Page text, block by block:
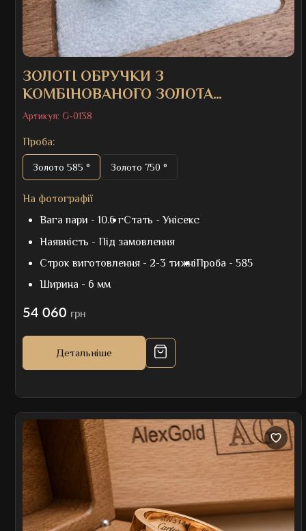
ЗОЛОТІ ОБРУЧКИ З
КОМБІНОВАНОГО ЗОЛОТА
«ЄДНІСТЬ»
Артикул: G-0138
Проба:
Золото 585 ° Золото 750 °
На фотографії
Вага пари - 10.6 гСтать -Унісекс
Наявність - Під замовлення
Строк виготовлення - 2-3 тижніПроба - 585
Ширина - 6 мм
54 060 грн
Детальніше